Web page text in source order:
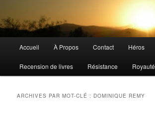
principal
Accueil À Propos Contact Héros
Recension de livres Résistance Royauté
ARCHIVES PAR MOT-CLÉ : DOMINIQUE REMY